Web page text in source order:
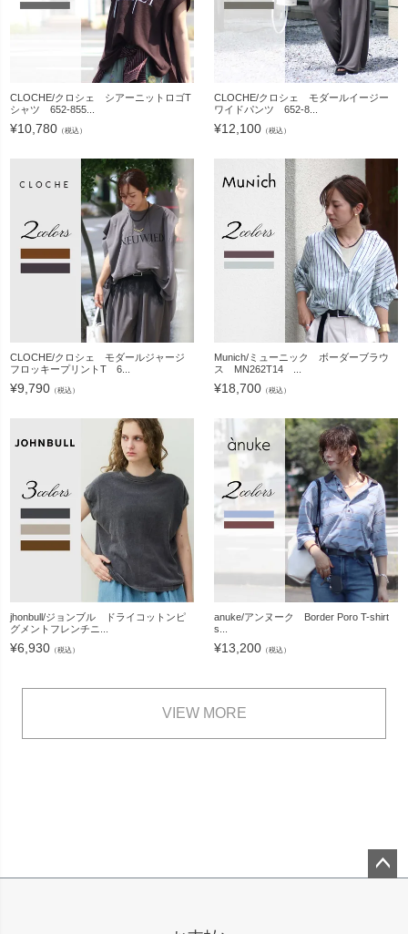
CLOCHE/クロシェ シアーニットロゴT
シャツ 652-855...
¥10,780 （税込）
CLOCHE/クロシェ モダールイージー
ワイドパンツ 652-8...
¥12,100 （税込）
CLOCHE/クロシェ モダールジャージ
フロッキープリントT 6...
¥9,790 （税込）
Munich/ミューニック ボーダーブラウ
ス MN262T14 ...
¥18,700 （税込）
jhonbull/ジョンブル ドライコットンピ
グメントフレンチニ...
¥6,930 （税込）
anuke/アンヌーク Border Poro T-shirt
s...
¥13,200 （税込）
VIEW MORE